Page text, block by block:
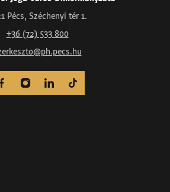
Pécs, Széchenyi tér 1.
+36 (72) 533 800